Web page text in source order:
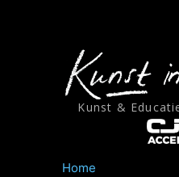
Kunst &
Home